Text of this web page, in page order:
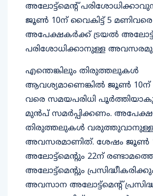
അലോട്ട്മെന്റ്
ജൂൺ 10ന് വൈകിട്ട് 5 മണിവരെ
അപേക്ഷകർക്ക് ട്രയൽ
പരിശോധിക്കാനുള്ള
എന്തെങ്കിലും തിരുത്തലുകൾ
ആവശ്യമാണെങ്കിൽ ജൂൺ 10ന്
വരെ സമയപരിധി
മുൻപ് സമർപ്പിക്കണം.
തിരുത്തലുകൾ
അവസരമാണിത്. ശേഷം ജൂൺ
അലോട്ട്മെൻ്റും 22ന്
അലോട്ട്മെൻ്റും
അവസാന അലോട്ട്മെന്റ്